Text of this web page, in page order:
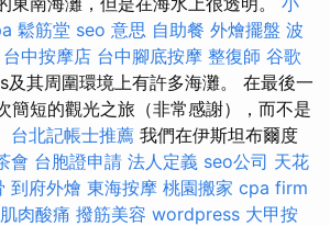
鬆筋堂 seo 意思 自助餐 外燴擺盤 波
台中按摩店 台中腳底按摩 整復師 谷歌
及其周圍環境上有許多海灘。 在最後一
簡短的觀光之旅（非常感謝），而不是
台北記帳士推薦 我們在伊斯坦布爾度
會 台胞證申請 法人定義 seo公司 天花
到府外燴 東海按摩 桃園搬家 cpa firm
肌肉酸痛 撥筋美容 wordpress 大甲按